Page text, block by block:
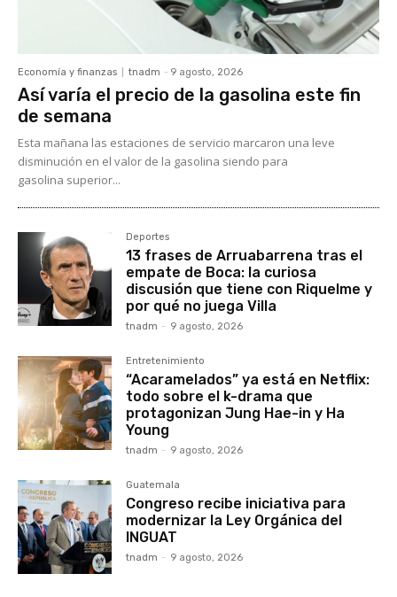
Economía y finanzas tnadm - 9 agosto, 2026
Así varía el precio de la gasolina este fin
de semana
Esta mañana las estaciones de servicio marcaron una leve
disminución en el valor de la gasolina siendo para
gasolina superior...
Deportes
13 frases de Arruabarrena tras el
empate de Boca: la curiosa
discusión que tiene con Riquelme y
por qué no juega Villa
tnadm - 9 agosto, 2026
Entretenimiento
“Acaramelados” ya está en Netflix:
todo sobre el k-drama que
protagonizan Jung Hae-in y Ha
Young
tnadm - 9 agosto, 2026
Guatemala
Congreso recibe iniciativa para
modernizar la Ley Orgánica del
INGUAT
tnadm - 9 agosto, 2026